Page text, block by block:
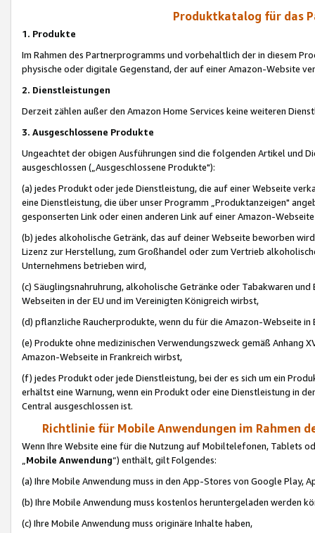
Produktkatalog für das
1. Produkte
Im Rahmen des Partnerprogramms und vorbehaltlich der in diesem
physische oder digitale Gegenstand, der auf einer Amazon-Website
2. Dienstleistungen
Derzeit zählen außer den Amazon Home Services keine weiteren
3. Ausgeschlossene Produkte
Ungeachtet der obigen Ausführungen sind die folgenden Artikel und
ausgeschlossen („Ausgeschlossene Produkte"):
(a) jedes Produkt oder jede Dienstleistung, die auf einer Webseite
eine Dienstleistung, die über unser Programm „Produktanzeigen"
gesponserten Link oder einen anderen Link auf einer Amazon-
(b) jedes alkoholische Getränk, das auf deiner Webseite beworben
Lizenz zur Herstellung, zum Großhandel oder zum Vertrieb
Unternehmens betrieben wird,
(c) Säuglingsnahruhrung, alkoholische Getränke oder Tabakwaren
Webseiten in der EU und im Vereinigten Königreich wirbst,
(d) pflanzliche Raucherprodukte, wenn du für die Amazon-Webseite in
(e) Produkte ohne medizinischen Verwendungszweck gemäß Anhang
Amazon-Webseite in Frankreich wirbst,
(f) jedes Produkt oder jede Dienstleistung, bei der es sich um ein
erhältst eine Warnung, wenn ein Produkt oder eine Dienstleistung in
Central ausgeschlossen ist.
Richtlinie für Mobile Anwendungen im Rahmen
Wenn Ihre Website eine für die Nutzung auf Mobiltelefonen, Tablets
„Mobile Anwendung“) enthält, gilt Folgendes:
(a) Ihre Mobile Anwendung muss in den App-Stores von Google Play,
(b) Ihre Mobile Anwendung muss kostenlos heruntergeladen werden
(c) Ihre Mobile Anwendung muss originäre Inhalte haben,